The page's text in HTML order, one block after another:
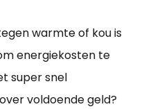
warmte of kou is
energiekosten te
super snel
voldoende geld?